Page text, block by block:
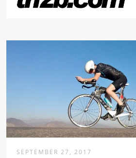
SEPTEMBER 27, 2017